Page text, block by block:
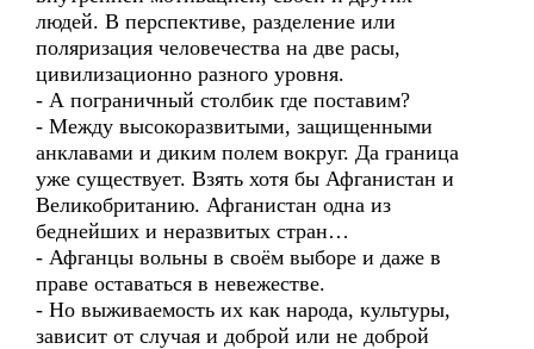
людей. В перспективе, разделение или
поляризация человечества на две расы,
цивилизационно разного уровня.
- А пограничный столбик где поставим?
- Между высокоразвитыми, защищенными
анклавами и диким полем вокруг. Да граница
уже существует. Взять хотя бы Афганистан и
Великобританию. Афганистан одна из
беднейших и неразвитых стран…
- Афганцы вольны в своём выборе и даже в
праве оставаться в невежестве.
- Но выживаемость их как народа, культуры,
зависит от случая и доброй или не доброй